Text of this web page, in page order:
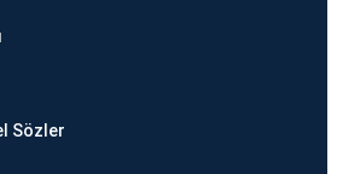
Sözler